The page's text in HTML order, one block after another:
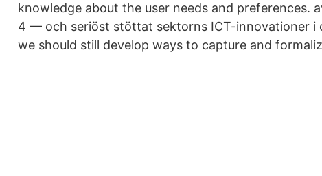
knowledge about the user needs and preferences.
4 — och seriöst stöttat sektorns ICT-innovationer i
we should still develop ways to capture and